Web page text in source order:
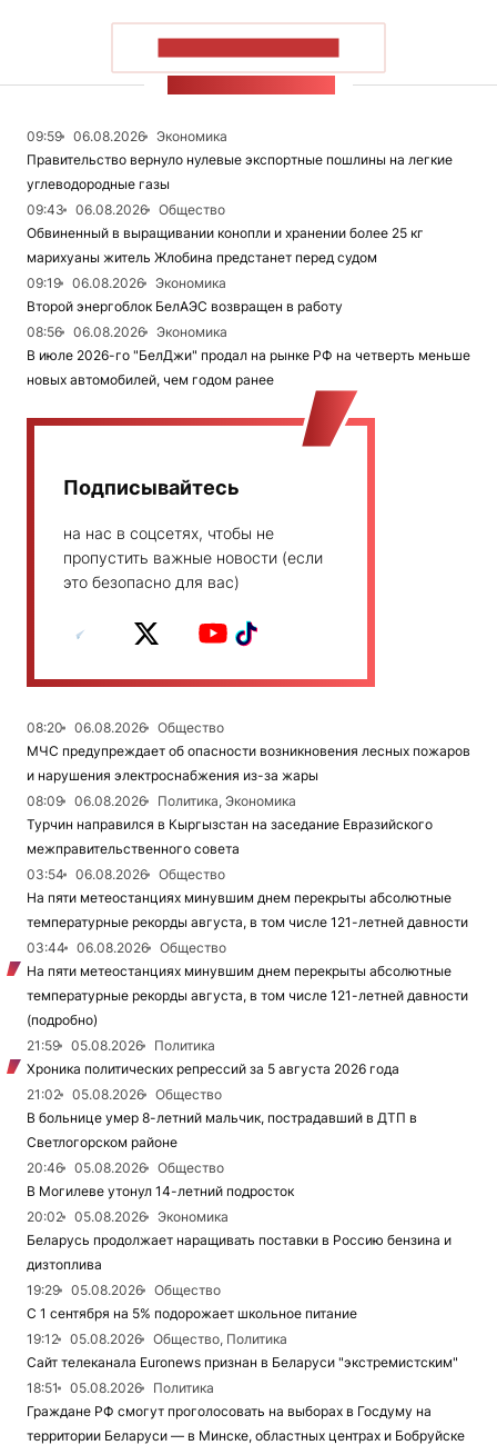
09:59 06.08.2026
Экономика
Правительство вернуло нулевые экспортные пошлины на легкие
углеводородные газы
09:43
06.08.2026
Общество
Обвиненный в выращивании конопли и хранении более 25 кг
марихуаны житель Жлобина предстанет перед судом
09:19
06.08.2026
Экономика
Второй энергоблок БелАЭС возвращен в работу
08:56
06.08.2026
Экономика
В июле 2026-го "БелДжи" продал на рынке РФ на четверть меньше
новых автомобилей, чем годом ранее
Подписывайтесь
на нас в соцсетях, чтобы не
пропустить важные новости (если
это безопасно для вас)
08:20 06.08.2026
Общество
МЧС предупреждает об опасности возникновения лесных пожаров
и нарушения электроснабжения из-за жары
08:09
06.08.2026
Политика, Экономика
Турчин направился в Кыргызстан на заседание Евразийского
межправительственного совета
03:54
06.08.2026
Общество
На пяти метеостанциях минувшим днем перекрыты абсолютные
температурные рекорды августа, в том числе 121-летней давности
03:44
06.08.2026
Общество
На пяти метеостанциях минувшим днем перекрыты абсолютные
температурные рекорды августа, в том числе 121-летней давности
(подробно)
21:59
05.08.2026
Политика
Хроника политических репрессий за 5 августа 2026 года
21:02
05.08.2026
Общество
В больнице умер 8-летний мальчик, пострадавший в ДТП в
Светлогорском районе
20:46
05.08.2026
Общество
В Могилеве утонул 14-летний подросток
20:02
05.08.2026
Экономика
Беларусь продолжает наращивать поставки в Россию бензина и
дизтоплива
19:29
05.08.2026
Общество
С 1 сентября на 5% подорожает школьное питание
19:12
05.08.2026
Общество, Политика
Сайт телеканала Euronews признан в Беларуси "экстремистским"
18:51
05.08.2026
Политика
Граждане РФ смогут проголосовать на выборах в Госдуму на
территории Беларуси — в Минске, областных центрах и Бобруйске